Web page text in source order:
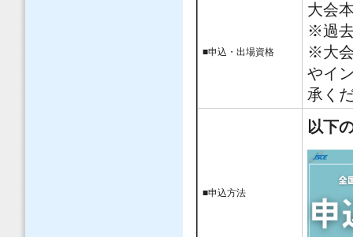
■申込・出場資格
大会
※過
※大
やイ
承く
■申込方法
以下